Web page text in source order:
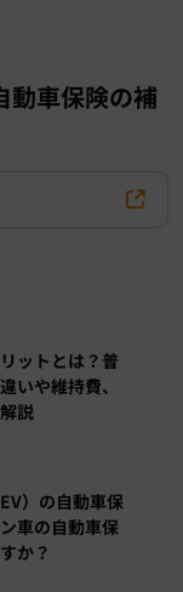
動車保険の補
ットとは？普
いや維持費、
説
）の自動車保
車の自動車保
か？